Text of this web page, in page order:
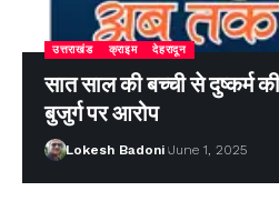
उत्तराखंड क्राइम देहरादून
सात साल की बच्ची से दुष्कर्म
बुजुर्ग पर आरोप
Lokesh Badoni June 1, 2025